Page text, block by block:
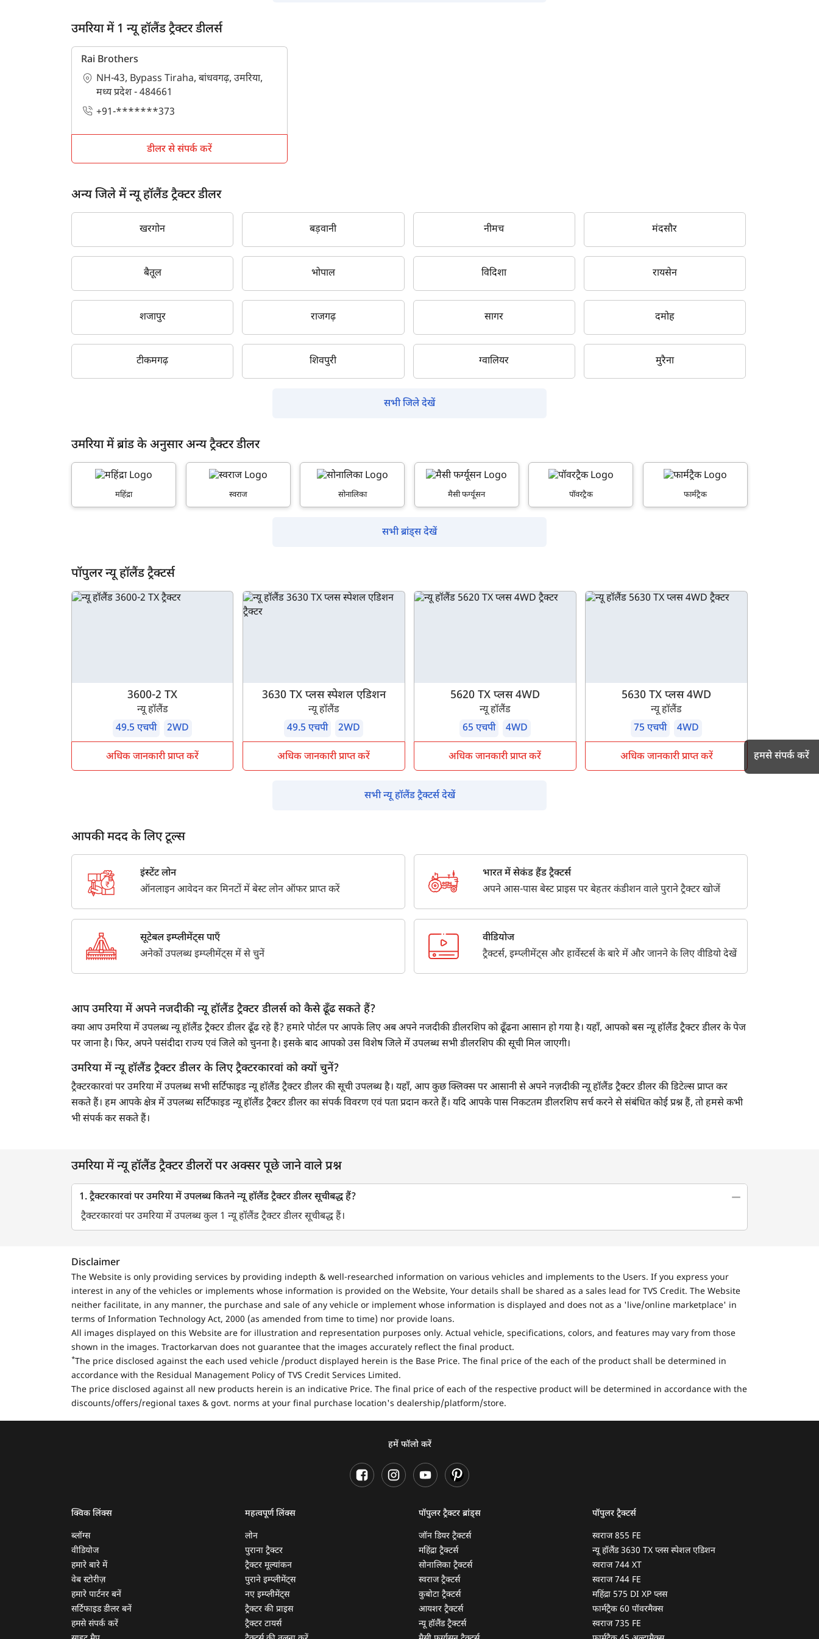
उमरिया में 1 न्यू हॉलैंड ट्रैक्टर डीलर्स
Rai Brothers
NH-43, Bypass Tiraha, बांधवगढ़, उमरिया,
मध्य प्रदेश - 484661
+91-*******373
डीलर से संपर्क करें
अन्य जिले में न्यू हॉलैंड ट्रैक्टर डीलर
खरगोन बड़वानी नीमच मंदसौर
बैतूल भोपाल विदिशा रायसेन
शजापुर राजगढ़ सागर दमोह
टीकमगढ़ शिवपुरी ग्वालियर मुरैना
सभी जिले देखें
उमरिया में ब्रांड के अनुसार अन्य ट्रैक्टर डीलर
महिंद्रा स्वराज सोनालिका मैसी फर्ग्यूसन पॉवरट्रैक फार्मट्रैक
सभी ब्रांड्स देखें
पॉपुलर न्यू हॉलैंड ट्रैक्टर्स
3600-2 TX
न्यू हॉलैंड
49.5 एचपी
2WD
अधिक जानकारी प्राप्त करें
3630 TX प्लस स्पेशल एडिशन
न्यू हॉलैंड
49.5 एचपी
2WD
अधिक जानकारी प्राप्त करें
5620 TX प्लस 4WD
न्यू हॉलैंड
65 एचपी
4WD
अधिक जानकारी प्राप्त करें
5630 TX प्लस 4WD
न्यू हॉलैंड
75 एचपी
4WD
अधिक जानकारी प्राप्त करें
सभी न्यू हॉलैंड ट्रैक्टर्स देखें
आपकी मदद के लिए टूल्स
इंस्टेंट लोन
ऑनलाइन आवेदन कर मिनटों में बेस्ट लोन ऑफर प्राप्त करें
भारत में सेकंड हैंड ट्रैक्टर्स
अपने आस-पास बेस्ट प्राइस पर बेहतर कंडीशन वाले पुराने ट्रैक्टर खोजें
सूटेबल इम्प्लीमेंट्स पाएँ
अनेकों उपलब्ध इम्प्लीमेंट्स में से चुनें
वीडियोज
ट्रैक्टर्स, इम्प्लीमेंट्स और हार्वेस्टर्स के बारे में और जानने के लिए वीडियो देखें
आप उमरिया में अपने नजदीकी न्यू हॉलैंड ट्रैक्टर डीलर्स को कैसे ढूँढ सकते हैं?
क्या आप उमरिया में उपलब्ध न्यू हॉलैंड ट्रैक्टर डीलर ढूँढ रहे हैं? हमारे पोर्टल पर आपके लिए अब अपने नजदीकी डीलरशिप को ढूँढना आसान हो गया है। यहाँ, आपको बस न्यू हॉलैंड ट्रैक्टर डीलर के पेज
पर जाना है। फिर, अपने पसंदीदा राज्य एवं जिले को चुनना है। इसके बाद आपको उस विशेष जिले में उपलब्ध सभी डीलरशिप की सूची मिल जाएगी।
उमरिया में न्यू हॉलैंड ट्रैक्टर डीलर के लिए ट्रैक्टरकारवां को क्यों चुनें?
ट्रैक्टरकारवां पर उमरिया में उपलब्ध सभी सर्टिफाइड न्यू हॉलैंड ट्रैक्टर डीलर की सूची उपलब्ध है। यहाँ, आप कुछ क्लिक्स पर आसानी से अपने नज़दीकी न्यू हॉलैंड ट्रैक्टर डीलर की डिटेल्स प्राप्त कर
सकते हैं। हम आपके क्षेत्र में उपलब्ध सर्टिफाइड न्यू हॉलैंड ट्रैक्टर डीलर का संपर्क विवरण एवं पता प्रदान करते हैं। यदि आपके पास निकटतम डीलरशिप सर्च करने से संबंधित कोई प्रश्न हैं, तो हमसे कभी
भी संपर्क कर सकते हैं।
उमरिया में न्यू हॉलैंड ट्रैक्टर डीलरों पर अक्सर पूछे जाने वाले प्रश्न
1. ट्रैक्टरकारवां पर उमरिया में उपलब्ध कितने न्यू हॉलैंड ट्रैक्टर डीलर सूचीबद्ध हैं?
ट्रैक्टरकारवां पर उमरिया में उपलब्ध कुल 1 न्यू हॉलैंड ट्रैक्टर डीलर सूचीबद्ध हैं।
Disclaimer
The Website is only providing services by providing indepth & well-researched information on various vehicles and implements to the Users. If you express your
interest in any of the vehicles or implements whose information is provided on the Website, Your details shall be shared as a sales lead for TVS Credit. The Website
neither facilitate, in any manner, the purchase and sale of any vehicle or implement whose information is displayed and does not as a 'live/online marketplace' in
terms of Information Technology Act, 2000 (as amended from time to time) nor provide loans.
All images displayed on this Website are for illustration and representation purposes only. Actual vehicle, specifications, colors, and features may vary from those
shown in the images. Tractorkarvan does not guarantee that the images accurately reflect the final product.
*The price disclosed against the each used vehicle /product displayed herein is the Base Price. The final price of the each of the product shall be determined in
accordance with the Residual Management Policy of TVS Credit Services Limited.
The price disclosed against all new products herein is an indicative Price. The final price of each of the respective product will be determined in accordance with the
discounts/offers/regional taxes & govt. norms at your final purchase location's dealership/platform/store.
हमें फॉलो करें
क्विक लिंक्स
ब्लॉग्स
वीडियोज
हमारे बारे में
वेब स्टोरीज़
हमारे पार्टनर बनें
सर्टिफाइड डीलर बनें
हमसे संपर्क करें
महत्वपूर्ण लिंक्स
लोन
पुराना ट्रैक्टर
ट्रैक्टर मूल्यांकन
पुराने इम्प्लीमेंट्स
नए इम्प्लीमेंट्स
ट्रैक्टर की प्राइस
ट्रैक्टर टायर्स
पॉपुलर ट्रैक्टर ब्रांड्स
जॉन डियर ट्रैक्टर्स
महिंद्रा ट्रैक्टर्स
सोनालिका ट्रैक्टर्स
स्वराज ट्रैक्टर्स
कुबोटा ट्रैक्टर्स
आयशर ट्रैक्टर्स
न्यू हॉलैंड ट्रैक्टर्स
पॉपुलर ट्रैक्टर्स
स्वराज 855 FE
न्यू हॉलैंड 3630 TX प्लस स्पेशल एडिशन
स्वराज 744 XT
स्वराज 744 FE
महिंद्रा 575 DI XP प्लस
फार्मट्रैक 60 पॉवरमैक्स
स्वराज 735 FE
हमसे संपर्क करें
पूछताछ के लिए*
ओटीपी दर्ज करें
By registering here, I agree to TVS Credit Services
सबमिट
क्या आप बिना फॉर्म भरे जाना चाहते हैं?
इसे पूरा करने में 30 सेकंड से भी कम समय लगेगा।
आपकी जानकारी हमारे पास सुरक्षित है।